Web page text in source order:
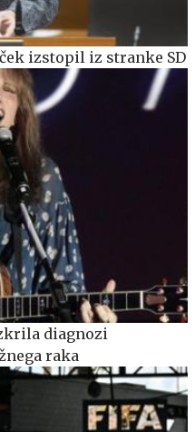
izstopil iz stranke SD
diagnozi
raka